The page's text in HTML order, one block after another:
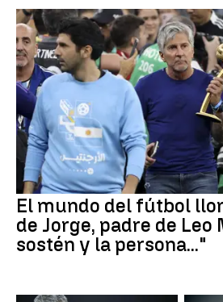
El mundo del fútbol
de Jorge, padre de Leo
sostén y la persona..."